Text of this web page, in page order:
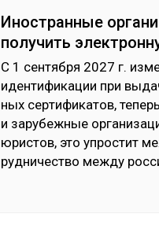
Иностранные
получить
С 1 сен­тяб­ря 2027 г.
иден­ти­фика­ции при
ных сер­ти­фика­тов,
и за­рубеж­ные
юрис­тов, это уп­рос­тит
руд­ни­чес­тво меж­ду